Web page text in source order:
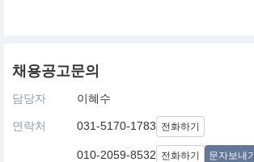
채용공고문의
담당자 이혜수
연락처 031-5170-1783 전화하기
010-2059-8532 전화하기 문자보내기